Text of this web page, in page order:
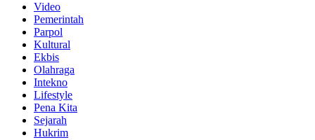
Video
Pemerintah
Parpol
Kultural
Ekbis
Olahraga
Intekno
Lifestyle
Pena Kita
Sejarah
Hukrim